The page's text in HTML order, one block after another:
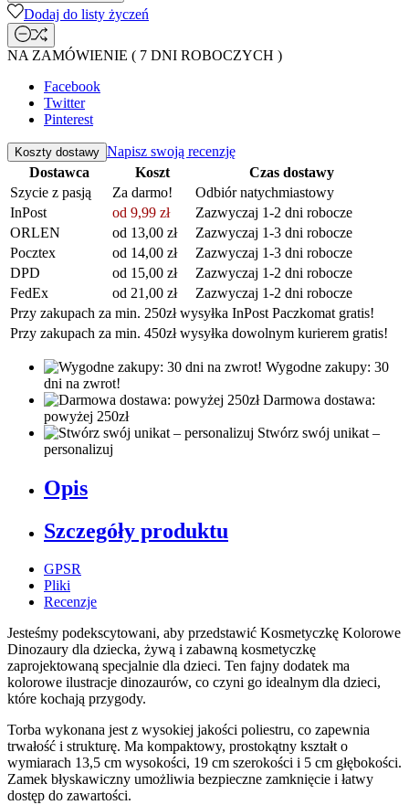
Dodaj do listy życzeń
NA ZAMÓWIENIE ( 7 DNI ROBOCZYCH )
Facebook
Twitter
Pinterest
Koszty dostawy Napisz swoją recenzję
Dostawca
Koszt
Czas dostawy
Szycie z pasją
Za darmo!
Odbiór natychmiastowy
InPost
od 9,99 zł
Zazwyczaj 1-2 dni robocze
ORLEN
od 13,00 zł
Zazwyczaj 1-3 dni robocze
Pocztex
od 14,00 zł
Zazwyczaj 1-3 dni robocze
DPD
od 15,00 zł
Zazwyczaj 1-2 dni robocze
FedEx
od 21,00 zł
Zazwyczaj 1-2 dni robocze
Przy zakupach za min. 250zł wysyłka InPost Paczkomat gratis!
Przy zakupach za min. 450zł wysyłka dowolnym kurierem gratis!
Wygodne zakupy: 30
dni na zwrot!
Darmowa dostawa:
powyżej 250zł
Stwórz swój unikat –
personalizuj
Opis
Szczegóły produktu
GPSR
Pliki
Recenzje
Jesteśmy podekscytowani, aby przedstawić Kosmetyczkę Kolorowe
Dinozaury dla dziecka, żywą i zabawną kosmetyczkę
zaprojektowaną specjalnie dla dzieci. Ten fajny dodatek ma
kolorowe ilustracje dinozaurów, co czyni go idealnym dla dzieci,
które kochają przygody.
Torba wykonana jest z wysokiej jakości poliestru, co zapewnia
trwałość i strukturę. Ma kompaktowy, prostokątny kształt o
wymiarach 13,5 cm wysokości, 19 cm szerokości i 5 cm głębokości.
Zamek błyskawiczny umożliwia bezpieczne zamknięcie i łatwy
dostęp do zawartości.